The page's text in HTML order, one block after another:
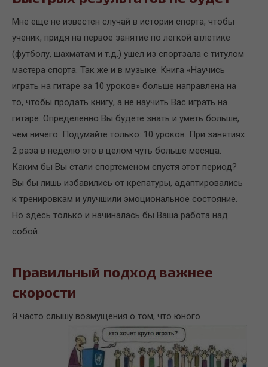
Мне еще не известен случай в истории спорта, чтобы
ученик, придя на первое занятие по легкой атлетике
(футболу, шахматам и т.д.) ушел из спортзала с титулом
мастера спорта. Так же и в музыке. Книга «Научись
играть на гитаре за 10 уроков» больше направлена на
то, чтобы продать книгу, а не научить Вас играть на
гитаре. Определенно Вы будете знать и уметь больше,
чем ничего. Подумайте только: 10 уроков. При занятиях
2 раза в неделю это в целом чуть больше месяца.
Каким бы Вы стали спортсменом спустя этот период?
Вы бы лишь избавились от крепатуры, адаптировались
к тренировкам и улучшили эмоциональное состояние.
Но здесь только и начиналась бы Ваша работа над
собой.
Правильный подход важнее
скорости
Я часто слышу возмущения о том, что юного